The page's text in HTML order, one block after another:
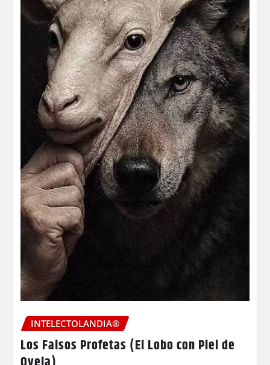
INTELECTOLANDIA®
Los Falsos Profetas (El Lobo con Piel de